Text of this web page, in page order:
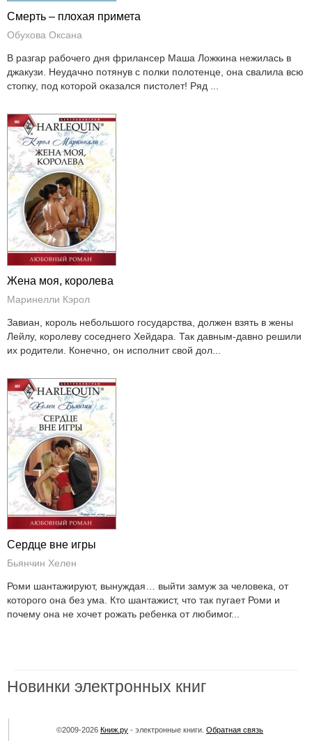
Смерть – плохая примета
Обухова Оксана
В разгар рабочего дня фрилансер Маша Ложкина нежилась в
джакузи. Неудачно потянув с полки полотенце, она свалила всю
стопку, под которой оказался пистолет! Ряд ...
Жена моя, королева
Маринелли Кэрол
Завиан, король небольшого государства, должен взять в жены
Лейлу, королеву соседнего Хейдара. Так давным-давно решили
их родители. Конечно, он исполнит свой дол...
Сердце вне игры
Бьянчин Хелен
Роми шантажируют, вынуждая… выйти замуж за человека, от
которого она без ума. Кто шантажист, что так пугает Роми и
почему она не хочет рожать ребенка от любимог...
Новинки электронных книг
©2009-2026 Книж.ру - электронные книги. Обратная связь